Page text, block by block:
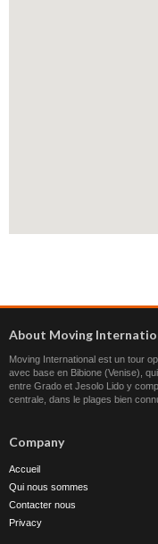
About Moving
Moving International est un tour
avec base en Bibione (Venise),
entre Grado et Jesolo Lido y
centrale, dans le plages bien
Company
Accueil
Qui nous sommes
Contacter nous
Privacy